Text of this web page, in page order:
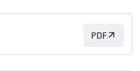
PDF